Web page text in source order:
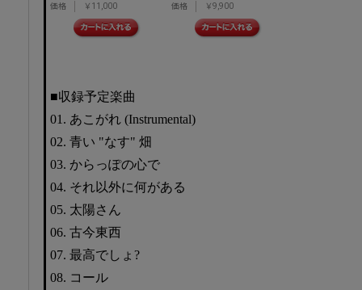
価格
￥11,000
価格
￥9,900
■収録予定楽曲
01. あこがれ (Instrumental)
02. 青い "なす" 畑
03. からっぽの心で
04. それ以外に何がある
05. 太陽さん
06. 古今東西
07. 最高でしょ?
08. コール